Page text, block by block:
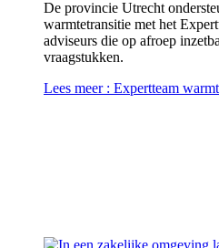
De provincie Utrecht
warmtetransitie met het
adviseurs die op afroep
vraagstukken.
Lees meer : Expertteam